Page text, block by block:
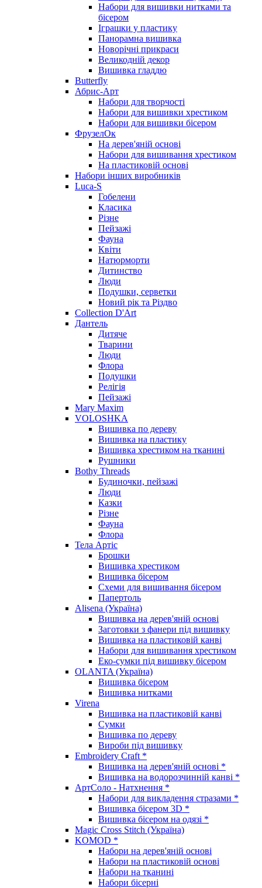
Набори для вишивки нитками та
бісером
Іграшки у пластику
Панорамна вишивка
Новорічні прикраси
Великодній декор
Вишивка гладдю
Butterfly
Абрис-Арт
Набори для творчості
Набори для вишивки хрестиком
Набори для вишивки бісером
ФрузелОк
На дерев'яній основі
Набори для вишивання хрестиком
На пластиковій основі
Набори інших виробників
Luca-S
Гобелени
Класика
Різне
Пейзажі
Фауна
Квіти
Натюрморти
Дитинство
Люди
Подушки, серветки
Новий рік та Різдво
Collection D'Art
Дантель
Дитяче
Тварини
Люди
Флора
Подушки
Релігія
Пейзажі
Mary Maxim
VOLOSHKA
Вишивка по дереву
Вишивка на пластику
Вишивка хрестиком на тканині
Рушники
Bothy Threads
Будиночки, пейзажі
Люди
Казки
Різне
Фауна
Флора
Тела Артіс
Брошки
Вишивка хрестиком
Вишивка бісером
Схеми для вишивання бісером
Папертоль
Alisena (Україна)
Вишивка на дерев'яній основі
Заготовки з фанери під вишивку
Вишивка на пластиковій канві
Набори для вишивання хрестиком
Еко-сумки під вишивку бісером
OLANTA (Україна)
Вишивка бісером
Вишивка нитками
Virena
Вишивка на пластиковій канві
Сумки
Вишивка по дереву
Вироби під вишивку
Embroidery Craft *
Вишивка на дерев'яній основі *
Вишивка на водорозчинній канві *
АртСоло - Натхнення *
Набори для викладення стразами *
Вишивка бісером 3D *
Вишивка бісером на одязі *
Magic Cross Stitch (Україна)
KOMOD *
Набори на дерев'яній основі
Набори на пластиковій основі
Набори на тканині
Набори бісерні